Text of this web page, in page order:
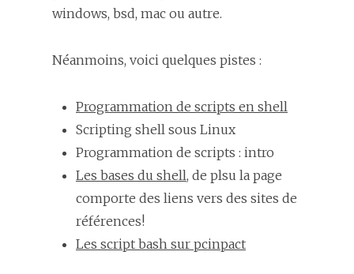
windows, bsd, mac ou autre.
Néanmoins, voici quelques pistes :
Programmation de scripts en shell
Scripting shell sous Linux
Programmation de scripts : intro
Les bases du shell, de plsu la page
comporte des liens vers des sites de
références!
Les script bash sur pcinpact